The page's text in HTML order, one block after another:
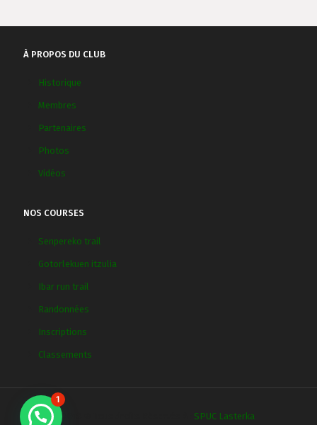
À PROPOS DU CLUB
Historique
Membres
Partenaires
Photos
Vidéos
NOS COURSES
Senpereko trail
Gotorlekuen itzulia
Ibar run trail
Randonnées
Inscriptions
Classements
SPUC Lasterka
1